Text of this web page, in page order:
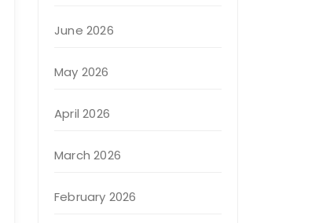
June 2026
May 2026
April 2026
March 2026
February 2026